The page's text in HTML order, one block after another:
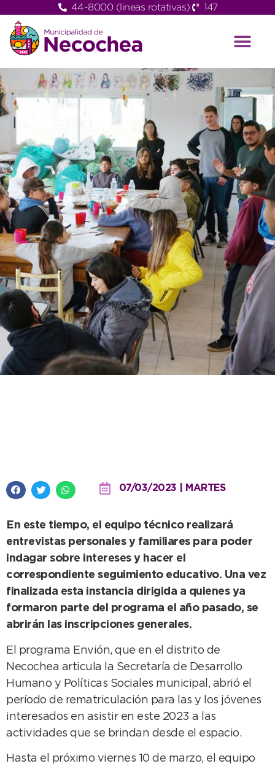
44-8000 (lineas rotativas) 147
07/03/2023 | MARTES
En este tiempo, el equipo técnico realizará
entrevistas personales y familiares para poder
indagar sobre intereses y hacer el
correspondiente seguimiento educativo. Una vez
finalizada esta instancia dirigida a quienes ya
formaron parte del programa el año pasado, se
abrirán las inscripciones generales.
El programa Envión, que en el distrito de
Necochea articula la Secretaría de Desarrollo
Humano y Políticas Sociales municipal, abrió el
período de rematriculación para las y los jóvenes
interesados en asistir en este 2023 a las
actividades que se brindan desde el espacio.
Hasta el próximo viernes 10 de marzo, el equipo